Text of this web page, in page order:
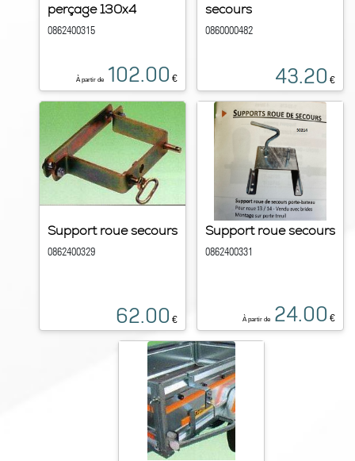
perçage 130x4
0862400315
À partir de 102.00 €
secours
0860000482
43.20 €
Support roue secours
0862400329
62.00 €
Support roue secours
0862400331
À partir de 24.00 €